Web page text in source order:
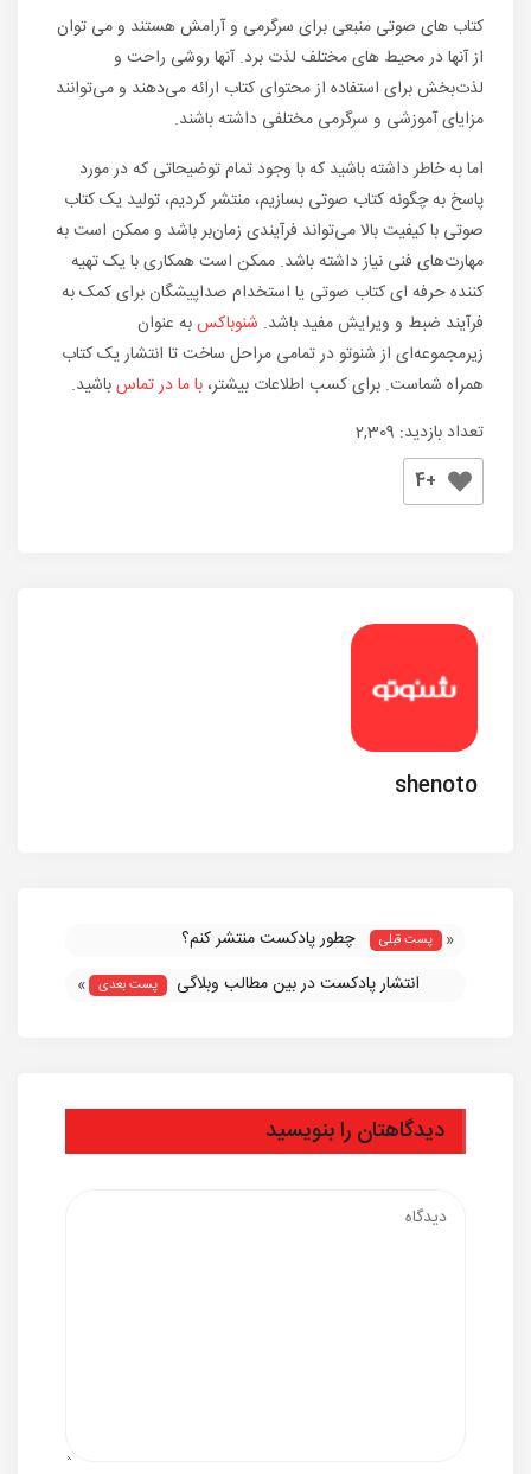
کتاب های صوتی منبعی برای سرگرمی و آرامش هستند و می توان
از آنها در محیط های مختلف لذت برد. آنها روشی راحت و
لذت‌بخش برای استفاده از محتوای کتاب ارائه می‌دهند و می‌توانند
مزایای آموزشی و سرگرمی مختلفی داشته باشند.
اما به خاطر داشته باشید که با وجود تمام توضیحاتی که در مورد
پاسخ به چگونه کتاب صوتی بسازیم، منتشر کردیم، تولید یک کتاب
صوتی با کیفیت بالا می‌تواند فرآیندی زمان‌بر باشد و ممکن است به
مهارت‌های فنی نیاز داشته باشد. ممکن است همکاری با یک تهیه
کننده حرفه ای کتاب صوتی یا استخدام صداپیشگان برای کمک به
فرآیند ضبط و ویرایش مفید باشد. شنوباکسبه عنوان
زیرمجموعه‌ای از شنوتو در تمامی مراحل ساخت تا انتشار یک کتاب
همراه شماست. برای کسب اطلاعات بیشتر،با ما در تماسباشید.
تعداد بازدید: 2,309
+4
shenoto
« پست قبلی
چطور پادکست منتشر کنم؟
انتشار پادکست در بین مطالب وبلاگی
پست بعدی »
دیدگاهتان را بنویسید